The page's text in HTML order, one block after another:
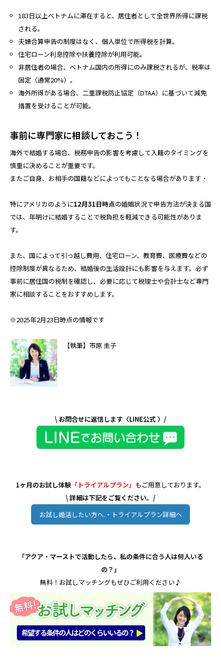
183日以上ベトナムに滞在すると、居住者として全世界所得に課税
される。
夫婦合算申告の制度はなく、個人単位で所得税を計算。
住宅ローン利息控除や扶養控除が利用可能。
非居住者の場合、ベトナム国内の所得にのみ課税されるが、税率は
固定（通常20%）。
海外所得がある場合、二重課税防止協定（DTAA）に基づいて減免
措置を受けることが可能。
事前に専門家に相談しておこう！
海外で結婚する場合、税務申告の影響を考慮して入籍のタイミングを
慎重に決めることが重要です。
またご自身、お相手の国籍などによってもことなる場合があります・
特にアメリカのように12月31日時点の婚姻状況で申告方法が決まる国
では、年明けに結婚することで税負担を軽減できる可能性がありま
す。
また、国によって引っ越し費用、住宅ローン、教育費、医療費などの
控除制度が異なるため、結婚後の生活設計にも影響を与えます。必ず
事前に居住国の税制を確認し、必要に応じて税理士や会計士など専門
家に相談することをおすすめします。
※2025年2月23日時点の情報です
【執筆】市原 圭子
\ お問合せに返信します〈LINE公式 〉/
1ヶ月のお試し体験 「トライアルプラン」 もご用意しております。
\ 詳細は下記をご覧ください。/
お試し婚活したい方へ.・トライアルプラン詳細へ
「アクア・マーストで活動したら、私の条件に合う人は何人いる
の？」
無料！お試しマッチングもぜひご利用ください♪